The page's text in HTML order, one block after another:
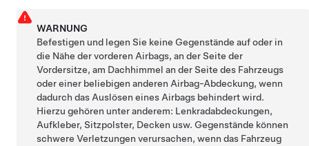
WARNUNG
Befestigen und legen Sie keine Gegenstände auf oder in
die Nähe der vorderen Airbags, an der Seite der
Vordersitze, am Dachhimmel an der Seite des Fahrzeugs
oder einer beliebigen anderen Airbag-Abdeckung, wenn
dadurch das Auslösen eines Airbags behindert wird.
Hierzu gehören unter anderem: Lenkradabdeckungen,
Aufkleber, Sitzpolster, Decken usw. Gegenstände können
schwere Verletzungen verursachen, wenn das Fahrzeug